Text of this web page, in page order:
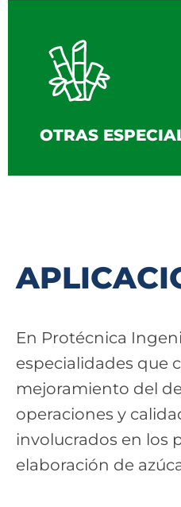
OTRAS
En Protécnica
especialidades que
mejoramiento del
operaciones y
involucrados en los
elaboración de